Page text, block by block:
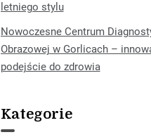
letniego stylu
Nowoczesne Centrum
Obrazowej w Gorlicach –
podejście do zdrowia
Kategorie